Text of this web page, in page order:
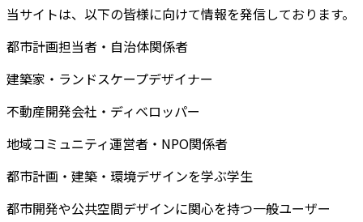
当サイトは、以下の皆様に向けて情報を発信しております。
都市計画担当者・自治体関係者
建築家・ランドスケープデザイナー
不動産開発会社・ディベロッパー
地域コミュニティ運営者・NPO関係者
都市計画・建築・環境デザインを学ぶ学生
都市開発や公共空間デザインに関心を持つ一般ユーザー